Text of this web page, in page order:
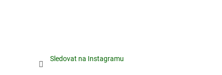
Sledovat na Instagramu